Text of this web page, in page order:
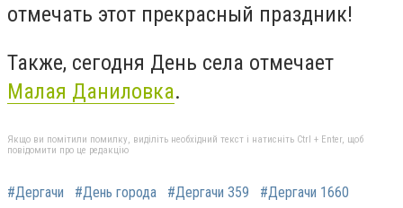
отмечать этот прекрасный праздник!
Также, сегодня День села отмечает
Малая Даниловка.
Якщо ви помітили помилку, виділіть необхідний текст і натисніть Ctrl + Enter, щоб
повідомити про це редакцію
#Дергачи #День города #Дергачи 359 #Дергачи 1660